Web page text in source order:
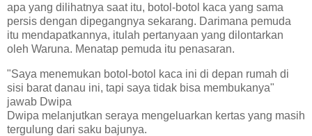
apa yang dilihatnya saat itu, botol-botol kaca yang sama
persis dengan dipegangnya sekarang. Darimana pemuda
itu mendapatkannya, itulah pertanyaan yang dilontarkan
oleh Waruna. Menatap pemuda itu penasaran.
"Saya menemukan botol-botol kaca ini di depan rumah di
sisi barat danau ini, tapi saya tidak bisa membukanya"
jawab Dwipa
Dwipa melanjutkan seraya mengeluarkan kertas yang masih
tergulung dari saku bajunya.